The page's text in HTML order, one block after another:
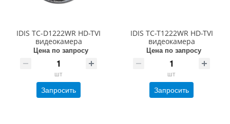
IDIS TC-D1222WR HD-TVI
видеокамера
Цена по запросу
шт
Запросить
IDIS TC-T1222WR HD-TVI
видеокамера
Цена по запросу
шт
Запросить